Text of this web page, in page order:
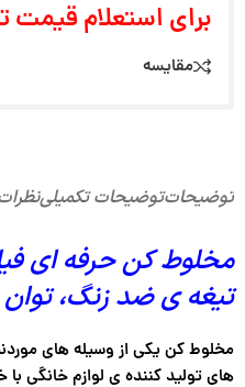
برای استعلام قیمت
مقایسه
توضیحاتتوضیحات تکمیلی
تیغه ی ضد زنگ، توان 800 وات
مخلوط کن یکی از وسیله های
های تولید کننده ی لوازم خانگی با